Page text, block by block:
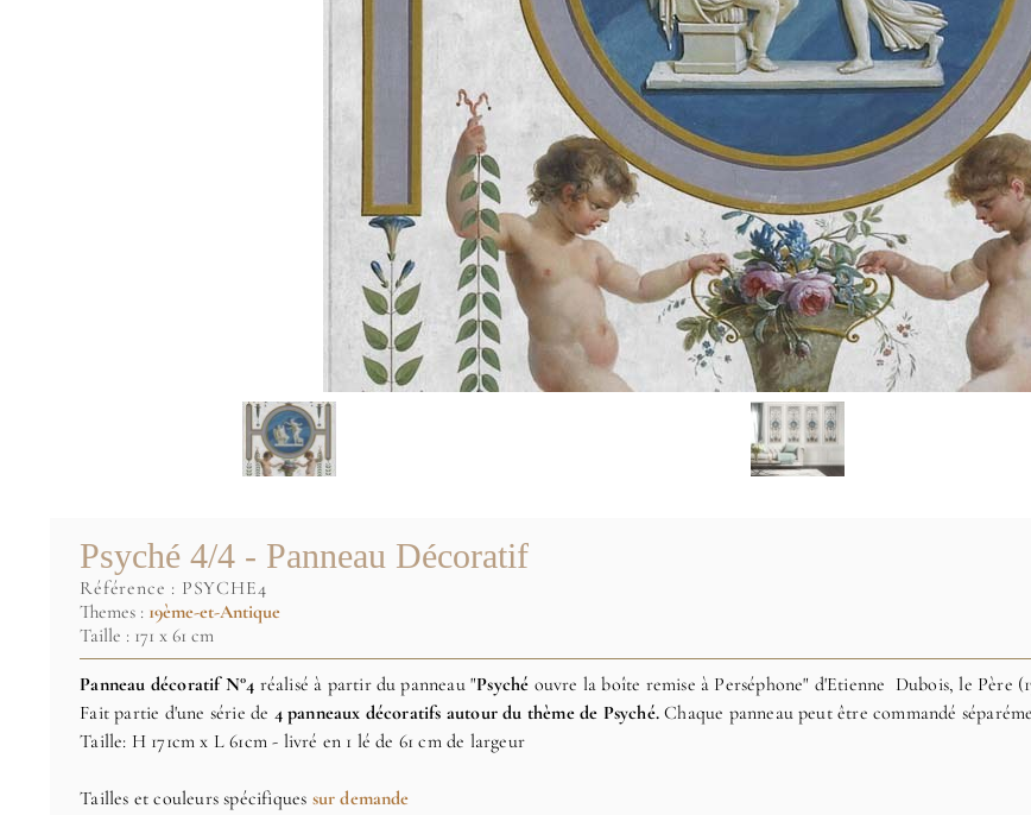
Psyché 4/4 - Panneau Décoratif
référence : PSYCHE4
Themes : 19ème-et-Antique
Taille : 171 x 61 cm
Panneau décoratif N°4 réalisé à partir du panneau "Psyché ouvre la boîte remise à Perséphone" d'Etienne Dubois, le Père
Fait partie d'une série de 4 panneaux décoratifs autour du thème de Psyché.Chaque panneau peut être commandé
Taille: H 171cm x L 61cm - livré en 1 lé de 61 cm de largeur
Tailles et couleurs spécifiques sur demande